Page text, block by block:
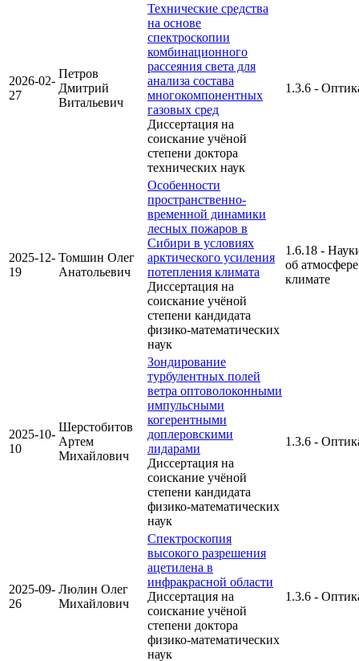
2026-02-
27
Петров
Дмитрий
Витальевич
Технические средства
на основе
спектроскопии
комбинационного
рассеяния света для
анализа состава
многокомпонентных
газовых сред
Диссертация на
соискание учёной
степени доктора
технических наук
1.3.6 -
2025-12-
19
Томшин Олег
Анатольевич
Особенности
пространственно-
временной динамики
лесных пожаров в
Сибири в условиях
арктического усиления
потепления климата
Диссертация на
соискание учёной
степени кандидата
физико-математических
наук
1.6.18 -
об
климате
2025-10-
10
Шерстобитов
Артем
Михайлович
Зондирование
турбулентных полей
ветра оптоволоконными
импульсными
когерентными
доплеровскими
лидарами
Диссертация на
соискание учёной
степени кандидата
физико-математических
наук
1.3.6 -
2025-09-
26
Люлин Олег
Михайлович
Спектроскопия
высокого разрешения
ацетилена в
инфракрасной области
Диссертация на
соискание учёной
степени доктора
физико-математических
наук
1.3.6 -